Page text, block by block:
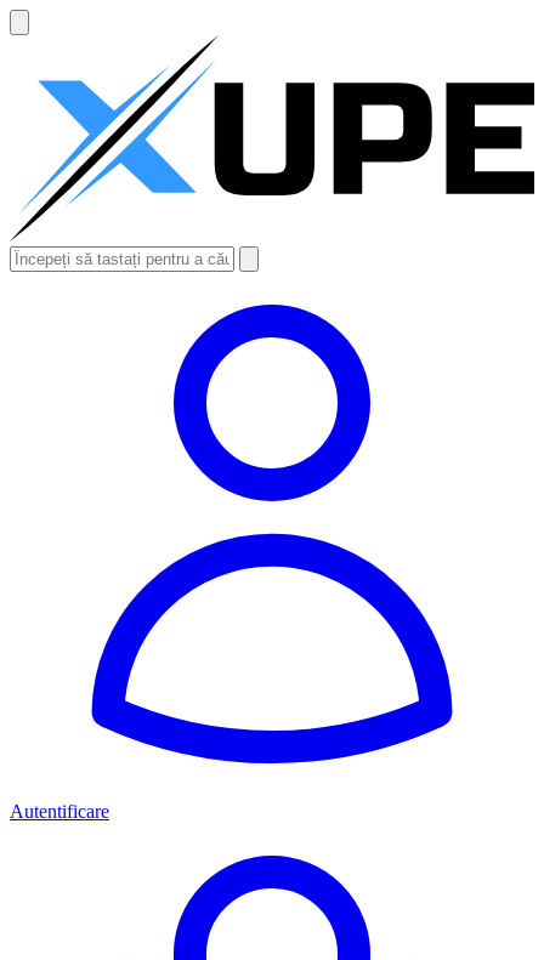
Autentificare